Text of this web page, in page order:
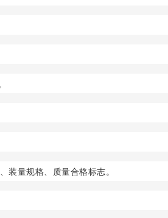
装量规格、质量合格标志。